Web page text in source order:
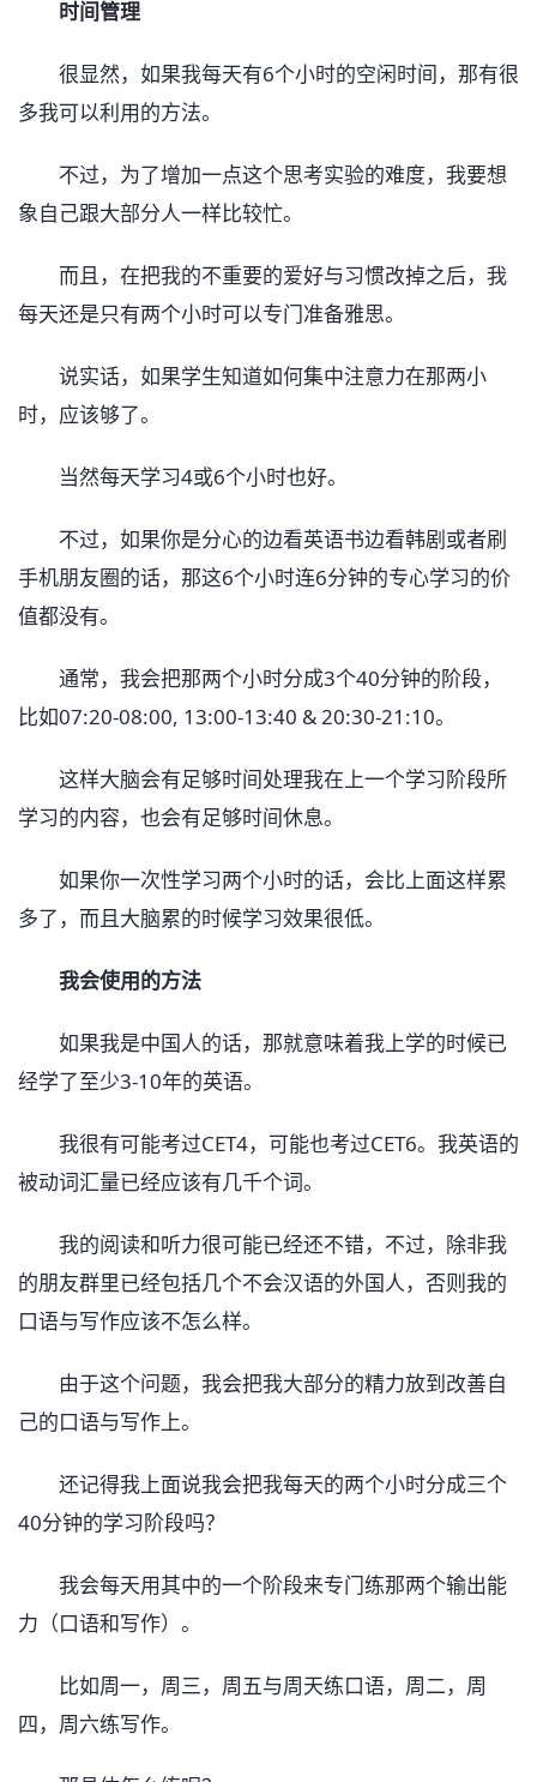
时间管理
很显然，如果我每天有6个小时的空闲时间，那有很
多我可以利用的方法。
不过，为了增加一点这个思考实验的难度，我要想
象自己跟大部分人一样比较忙。
而且，在把我的不重要的爱好与习惯改掉之后，我
每天还是只有两个小时可以专门准备雅思。
说实话，如果学生知道如何集中注意力在那两小
时，应该够了。
当然每天学习4或6个小时也好。
不过，如果你是分心的边看英语书边看韩剧或者刷
手机朋友圈的话，那这6个小时连6分钟的专心学习的价
值都没有。
通常，我会把那两个小时分成3个40分钟的阶段，
比如07:20-08:00, 13:00-13:40 & 20:30-21:10。
这样大脑会有足够时间处理我在上一个学习阶段所
学习的内容，也会有足够时间休息。
如果你一次性学习两个小时的话，会比上面这样累
多了，而且大脑累的时候学习效果很低。
我会使用的方法
如果我是中国人的话，那就意味着我上学的时候已
经学了至少3-10年的英语。
我很有可能考过CET4，可能也考过CET6。我英语的
被动词汇量已经应该有几千个词。
我的阅读和听力很可能已经还不错，不过，除非我
的朋友群里已经包括几个不会汉语的外国人，否则我的
口语与写作应该不怎么样。
由于这个问题，我会把我大部分的精力放到改善自
己的口语与写作上。
还记得我上面说我会把我每天的两个小时分成三个
40分钟的学习阶段吗？
我会每天用其中的一个阶段来专门练那两个输出能
力（口语和写作）。
比如周一，周三，周五与周天练口语，周二，周
四，周六练写作。